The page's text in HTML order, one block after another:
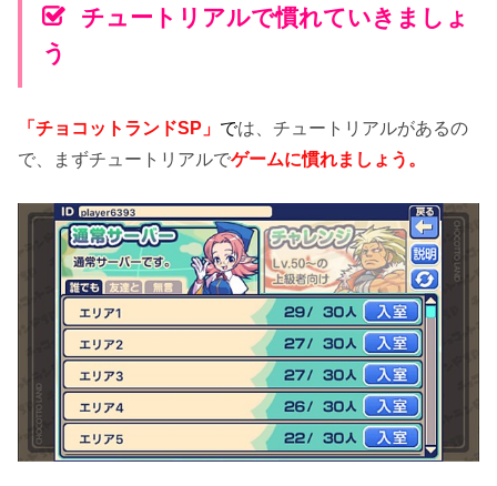
チュートリアルで慣れていきましょ
う
「チョコットランドSP」 では、チュートリアルがあるの
で、まずチュートリアルでゲームに慣れましょう。